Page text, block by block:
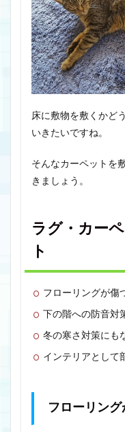
床に敷物を敷くかど
いきたいですね。
そんなカーペットを
きましょう。
ラグ・カー
ト
フローリングが傷
下の階への防音対
冬の寒さ対策にも
インテリアとして
フローリン